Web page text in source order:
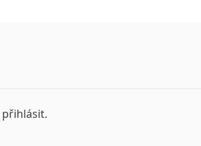
přihlásit.